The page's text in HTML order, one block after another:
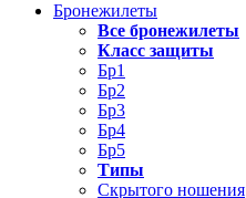
Бронежилеты
Все бронежилеты
Класс защиты
Бр1
Бр2
Бр3
Бр4
Бр5
Типы
Скрытого ношения